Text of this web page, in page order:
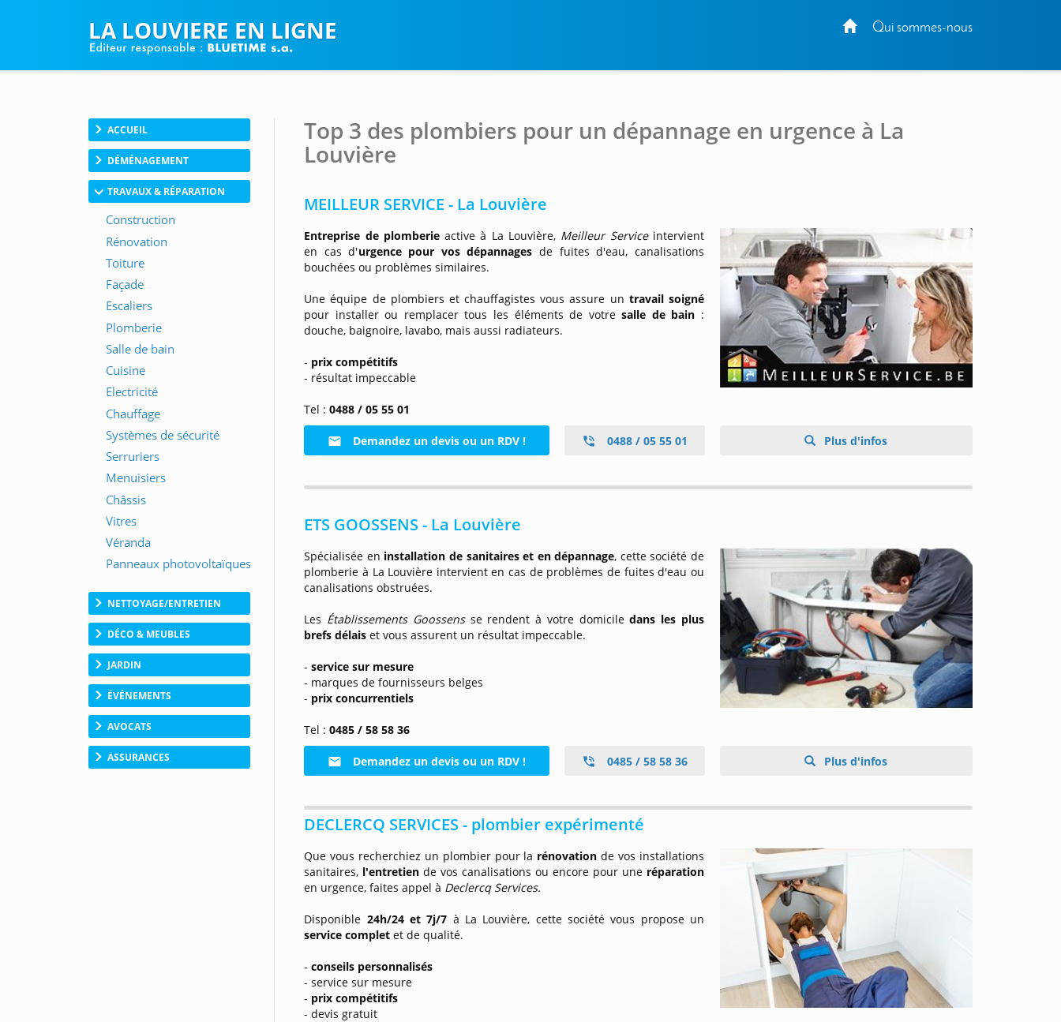
Qui sommes-nous
LA LOUVIERE EN LIGNE
ACCUEIL
DÉMÉNAGEMENT
TRAVAUX & RÉPARATION
NETTOYAGE/ENTRETIEN
DÉCO & MEUBLES
JARDIN
ÉVÉNEMENTS
AVOCATS
ASSURANCES
Top 3 des plombiers pour un dépannage en urgence à La
Louvière
MEILLEUR SERVICE - La Louvière
Entreprise de plomberieactive à La Louvière, Meilleur Serviceintervient
en cas d'urgence pour vos dépannages de fuites d'eau, canalisations
bouchées ou problèmes similaires.
Une équipe de plombiers et chauffagistes vous assure un travail soigné
pour installer ou remplacer tous les éléments de votresalle de bain :
douche, baignoire, lavabo, mais aussi radiateurs.
- prix compétitifs
- résultat impeccable
Tel :0488 / 05 55 01
Demandez un devis ou un RDV ! 0488 / 05 55 01 Plus d'infos
ETS GOOSSENS - La Louvière
Spécialisée en installation de sanitaires et en dépannage, cette société de
plomberie à La Louvière intervient en cas de problèmes de fuites d'eau ou
canalisations obstruées.
Les Établissements Goossensse rendent à votre domiciledans les plus
brefs délais et vous assurent un résultat impeccable.
-service sur mesure
- marques de fournisseurs belges
- prix concurrentiels
Tel :0485 / 58 58 36
Demandez un devis ou un RDV ! 0485 / 58 58 36 Plus d'infos
DECLERCQ SERVICES - plombier expérimenté
Que vous recherchiez un plombier pour la rénovationde vos installations
sanitaires, l'entretiende vos canalisations ou encore pour une réparation
en urgence, faites appel à Declercq Services.
Disponible 24h/24 et 7j/7 à La Louvière, cette société vous propose un
service completet de qualité.
-conseils personnalisés
- service sur mesure
- prix compétitifs
- devis gratuit